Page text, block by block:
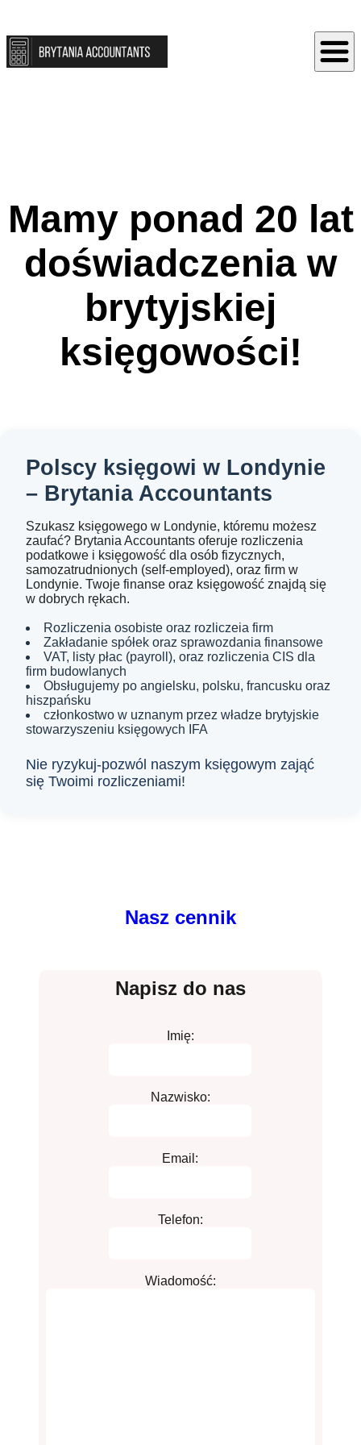
Mamy ponad 20 lat
doświadczenia w
brytyjskiej
księgowości!
Polscy księgowi w Londynie
– Brytania Accountants
Szukasz księgowego w Londynie, któremu możesz
zaufać? Brytania Accountants oferuje rozliczenia
podatkowe i księgowość dla osób fizycznych,
samozatrudnionych (self-employed), oraz firm w
Londynie. Twoje finanse oraz księgowość znajdą się
w dobrych rękach.
Rozliczenia osobiste oraz rozliczeia firm
Zakładanie spółek oraz sprawozdania finansowe
VAT, listy płac (payroll), oraz rozliczenia CIS dla
firm budowlanych
Obsługujemy po angielsku, polsku, francusku oraz
hiszpańsku
członkostwo w uznanym przez władze brytyjskie
stowarzyszeniu księgowych IFA
Nie ryzykuj-pozwól naszym księgowym zająć
się Twoimi rozliczeniami!
Nasz cennik
Napisz do nas
Imię:
Nazwisko:
Email:
Telefon:
Wiadomość: